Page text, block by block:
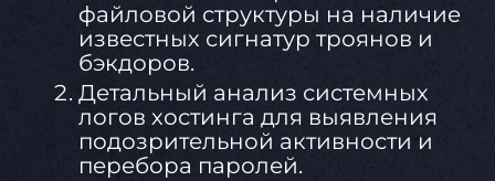
файловой структуры на наличие
известных сигнатур троянов и
бэкдоров.
Детальный анализ системных
логов хостинга для выявления
подозрительной активности и
перебора паролей.